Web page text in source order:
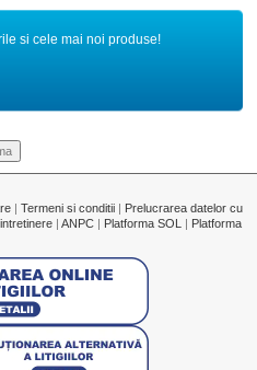
si cele mai noi produse!
| Termeni si conditii | Prelucrarea datelor cu
| ANPC | Platforma SOL | Platforma